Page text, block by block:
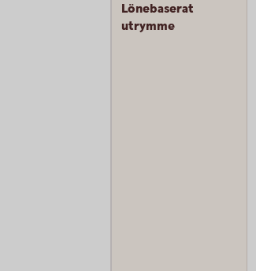
Lönebaserat
utrymme